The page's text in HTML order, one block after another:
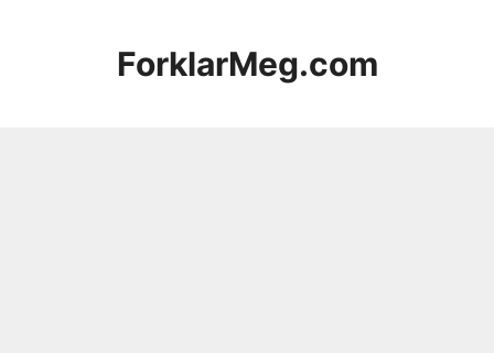
ForklarMeg.com